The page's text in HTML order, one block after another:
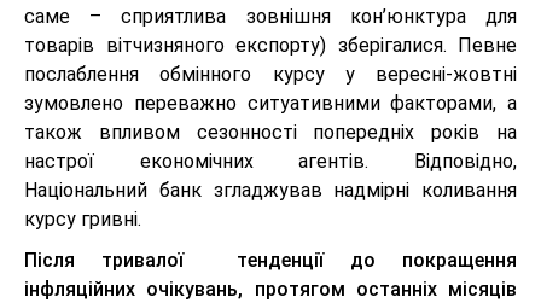
саме – сприятлива зовнішня кон’юнктура для
товарів вітчизняного експорту) зберігалися. Певне
послаблення обмінного курсу у вересні-жовтні
зумовлено переважно ситуативними факторами, а
також впливом сезонності попередніх років на
настрої економічних агентів. Відповідно,
Національний банк згладжував надмірні коливання
курсу гривні.
Після тривалої тенденції до покращення
інфляційних очікувань, протягом останніх місяців